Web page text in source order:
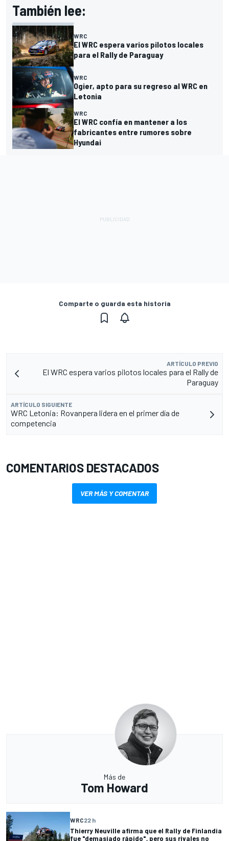
También lee:
WRC
El WRC espera varios pilotos locales
para el Rally de Paraguay
WRC
Ogier, apto para su regreso al WRC en
Letonia
WRC
El WRC confía en mantener a los
fabricantes entre rumores sobre
Hyundai
Comparte o guarda esta historia
ARTÍCULO PREVIO
El WRC espera varios pilotos locales para el Rally de
Paraguay
ARTÍCULO SIGUIENTE
WRC Letonia: Rovanpera lidera en el primer día de
competencia
COMENTARIOS DESTACADOS
VER MÁS Y COMENTAR
Más de
Tom Howard
WRC22 h
Thierry Neuville afirma que el Rally de Finlandia
fue "demasiado rápido", pero sus rivales no